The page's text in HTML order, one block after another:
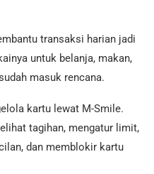
transaksi harian jadi
untuk belanja, makan,
masuk rencana.
kartu lewat M-Smile.
tagihan, mengatur limit,
dan memblokir kartu